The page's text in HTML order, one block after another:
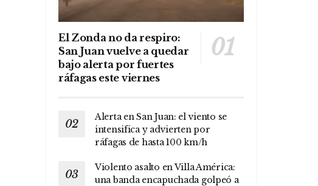
El Zonda no da respiro:
San Juan vuelve a quedar
bajo alerta por fuertes
ráfagas este viernes
Alerta en San Juan: el viento se
intensifica y advierten por
ráfagas de hasta 100 km/h
Violento asalto en Villa América:
una banda encapuchada golpeó a